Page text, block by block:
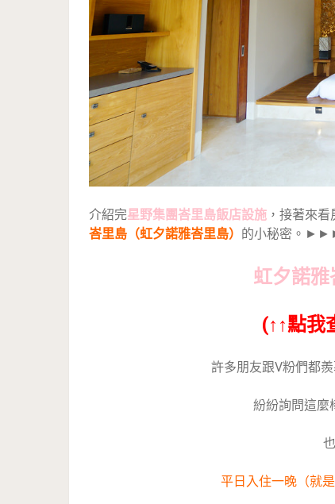
介紹完星野集團峇里島飯店設施 ，接著來
峇里島（虹夕諾雅峇里島） 的小秘密。
虹夕諾
(↑↑點我
許多朋友跟V粉們都
紛紛詢問這麼
平日入住一晚（就